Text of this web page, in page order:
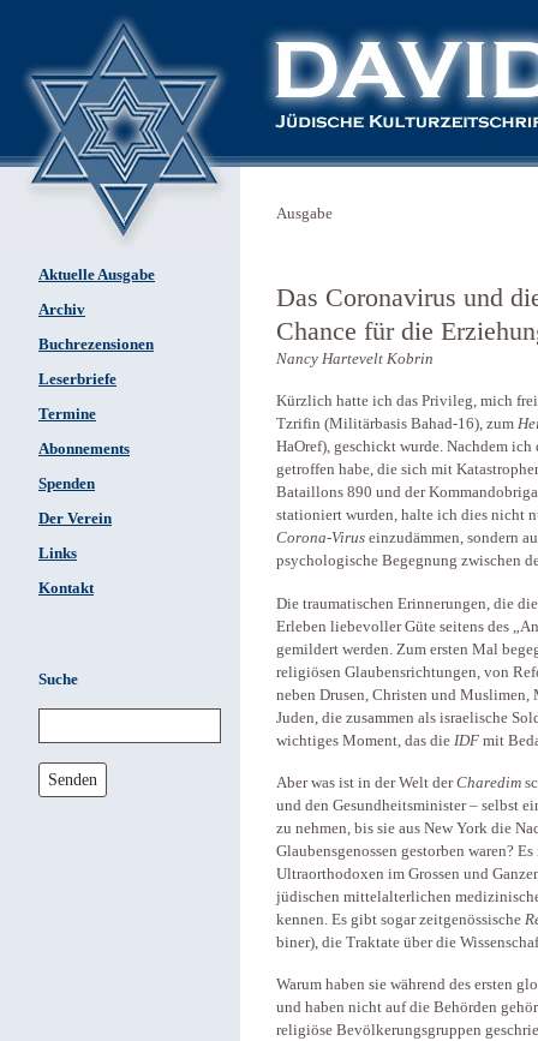
Aktuelle Ausgabe
Archiv
Buchrezensionen
Leserbriefe
Termine
Abonnements
Spenden
Der Verein
Links
Kontakt
Suche
Senden
Ausgabe
Das Coronavirus und
Chance für die
Nancy Hartevelt Kobrin
Kürzlich hatte ich das Privileg, mich
Tzrifin (Militärbasis Bahad-16), zum
HaOref), geschickt wurde. Nachdem
getroffen habe, die sich mit
Bataillons 890 und der
stationiert wurden, halte ich dies nicht
Corona-Virus einzudämmen, sondern
psychologische Begegnung zwischen
Die traumatischen Erinnerungen, die
Erleben liebevoller Güte seitens des
gemildert werden. Zum ersten Mal
religiösen Glaubensrichtungen, von
neben Drusen, Christen und Muslimen,
Juden, die zusammen als israelische
wichtiges Moment, das die IDF mit
Aber was ist in der Welt derCharedim
und den Gesundheitsminister – selbst
zu nehmen, bis sie aus New York die
Glaubensgenossen gestorben waren?
Ultraorthodoxen im Grossen und
jüdischen mittelalterlichen
kennen. Es gibt sogar zeitgenössische
biner), die Traktate über die
Warum haben sie während des ersten
und haben nicht auf die Behörden
religiöse Bevölkerungsgruppen